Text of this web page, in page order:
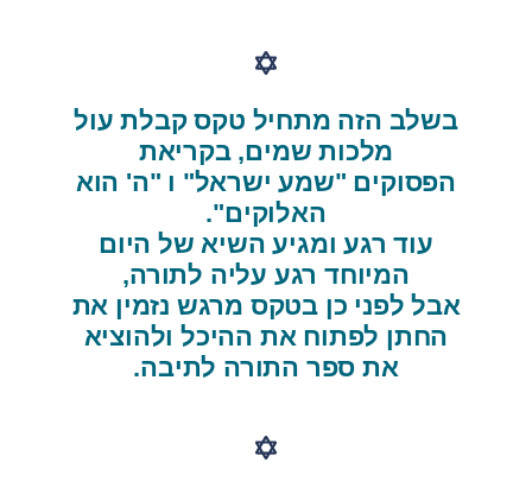
בשלב הזה מתחיל טקס קבלת עול
מלכות שמים, בקריאת
הפסוקים "שמע ישראל" ו "ה' הוא
האלוקים".
עוד רגע ומגיע השיא של היום
המיוחד רגע עליה לתורה,
אבל לפני כן בטקס מרגש נזמין את
החתן לפתוח את ההיכל ולהוציא
את ספר התורה לתיבה.